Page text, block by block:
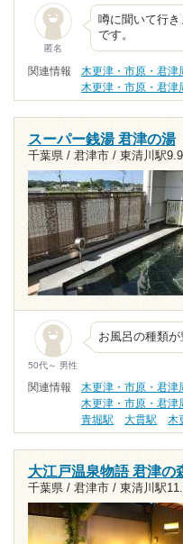
匿名
噂に聞いて行
です。
関連情報 木更津・市原・君津
木更津・市原・君津
スーパー銭湯 君津の湯
千葉県 / 君津市 / 東清川駅
50代～ 男性
お風呂の種類
関連情報 木更津・市原・君津
木更津・市原・君津
青堀駅
大貫駅 木
大江戸温泉物語 君津の
千葉県 / 君津市 / 東清川駅